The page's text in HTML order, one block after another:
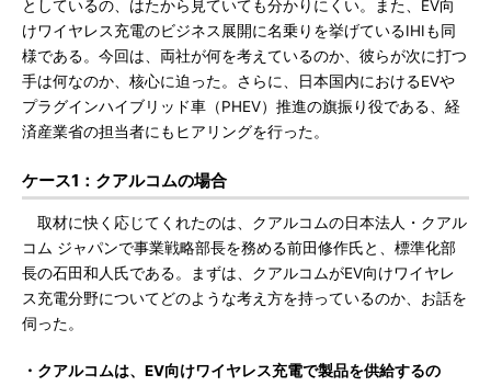
としているの、はたから見ていても分かりにくい。また、EV向
けワイヤレス充電のビジネス展開に名乗りを挙げているIHIも同
様である。今回は、両社が何を考えているのか、彼らが次に打つ
手は何なのか、核心に迫った。さらに、日本国内におけるEVや
プラグインハイブリッド車（PHEV）推進の旗振り役である、経
済産業省の担当者にもヒアリングを行った。
ケース1：クアルコムの場合
取材に快く応じてくれたのは、クアルコムの日本法人・クアル
コム ジャパンで事業戦略部長を務める前田修作氏と、標準化部
長の石田和人氏である。まずは、クアルコムがEV向けワイヤレ
ス充電分野についてどのような考え方を持っているのか、お話を
伺った。
・クアルコムは、EV向けワイヤレス充電で製品を供給するの